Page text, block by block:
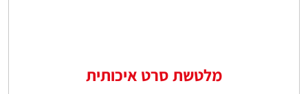
מלטשת סרט איכותית